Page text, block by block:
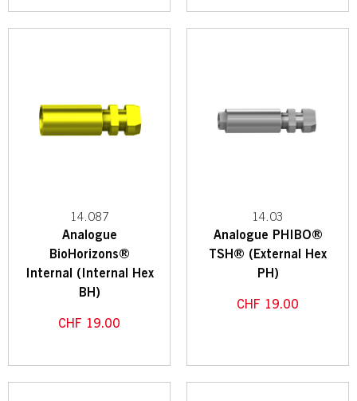
14.087
Analogue
BioHorizons®
Internal (Internal Hex
BH)
CHF 19.00
14.03
Analogue PHIBO®
TSH® (External Hex
PH)
CHF 19.00